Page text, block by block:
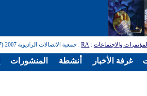
المؤتمرات والاجتماعات:
RA: جمعية الاتصالات الراديوية 2007 (RA-07)
المنشورات أنشطة غرفة الأخبار